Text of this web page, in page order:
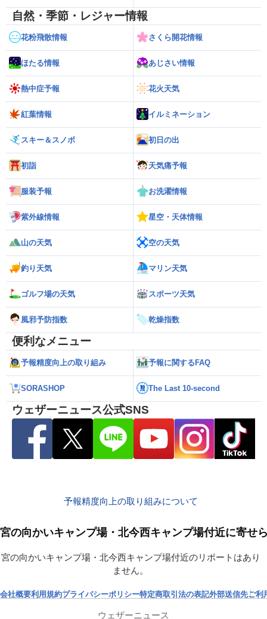
自然・季節・レジャー情報
花粉飛散情報 さくら開花情報
ほたる情報 あじさい情報
熱中症予報 花火天気
紅葉情報 イルミネーション
スキー＆スノボ 初日の出
初詣 天気痛予報
服装予報 お洗濯情報
紫外線情報 星空・天体情報
山の天気 空の天気
釣り天気 マリン天気
ゴルフ場の天気 スポーツ天気
風邪予防指数 乾燥指数
便利なメニュー
予報精度向上の取り組み 予報に関するFAQ
SORASHOP The Last 10-second
ウェザーニュース公式SNS
予報精度向上の取り組みについて
宮の向かいキャンプ場・北今西キャンプ場付近に寄せ
宮の向かいキャンプ場・北今西キャンプ場付近のリポートはあり
ません。
会社概要利用規約プライバシーポリシー特定商取引法の表記外部送信先ご利
ウェザーニュース